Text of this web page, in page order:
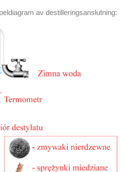
av destilleringsanslutning: